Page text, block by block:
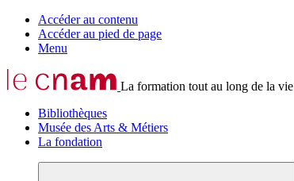
Accéder au contenu
Accéder au pied de page
Menu
La formation tout au long de la vie
Bibliothèques
Musée des Arts & Métiers
La fondation